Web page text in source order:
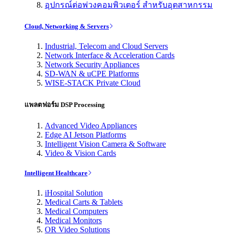
อุปกรณ์ต่อพ่วงคอมพิวเตอร์ สำหรับอุตสาหกรรม
Cloud, Networking & Servers
Industrial, Telecom and Cloud Servers
Network Interface & Acceleration Cards
Network Security Appliances
SD-WAN & uCPE Platforms
WISE-STACK Private Cloud
แพลตฟอร์ม DSP Processing
Advanced Video Appliances
Edge AI Jetson Platforms
Intelligent Vision Camera & Software
Video & Vision Cards
Intelligent Healthcare
iHospital Solution
Medical Carts & Tablets
Medical Computers
Medical Monitors
OR Video Solutions